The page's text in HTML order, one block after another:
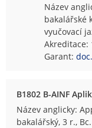
Název
bakalářské
vyučovací
Akreditace:
Garant:
B1802 B-AINF
Název anglicky:
bakalářský, 3 r., Bc.